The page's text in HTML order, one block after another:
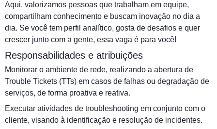
Aqui, valorizamos pessoas que trabalham em equipe,
compartilham conhecimento e buscam inovação no dia a
dia. Se você tem perfil analítico, gosta de desafios e quer
crescer junto com a gente, essa vaga é para você!
Responsabilidades e atribuições
Monitorar o ambiente de rede, realizando a abertura de
Trouble Tickets (TTs) em casos de falhas ou degradação de
serviços, de forma proativa e reativa.
Executar atividades de troubleshooting em conjunto com o
cliente, visando à identificação e resolução de incidentes.